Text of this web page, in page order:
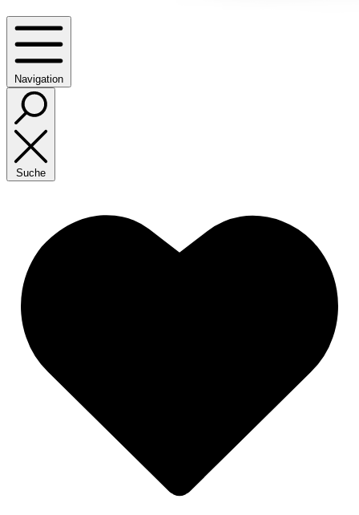
Navigation
Suche